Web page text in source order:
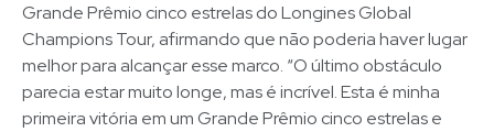
Grande Prêmio cinco estrelas do Longines Global
Champions Tour, afirmando que não poderia haver lugar
melhor para alcançar esse marco. “O último obstáculo
parecia estar muito longe, mas é incrível. Esta é minha
primeira vitória em um Grande Prêmio cinco estrelas e